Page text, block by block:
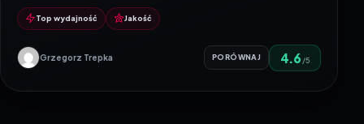
Top wydajność Jakość
Grzegorz Trepka PORÓWNAJ 4.6 /5